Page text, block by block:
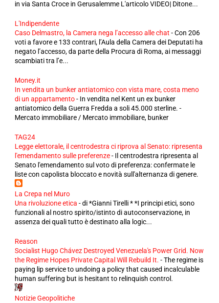
in via Santa Croce in Gerusalemme L'articolo VIDEO| Ditone...
L'Indipendente
Caso Delmastro, la Camera nega l’accesso alle chat -Con 206
voti a favore e 133 contrari, l’Aula della Camera dei Deputati ha
negato l’accesso, da parte della Procura di Roma, ai messaggi
scambiati tra l’e...
Money.it
In vendita un bunker antiatomico con vista mare, costa meno
di un appartamento- In vendita nel Kent un ex bunker
antiatomico della Guerra Fredda a soli 45.000 sterline. -
Mercato immobiliare / Mercato immobiliare, bunker
TAG24
Legge elettorale, il centrodestra ci riprova al Senato: ripresenta
l'emendamento sulle preferenze- Il centrodestra ripresenta al
Senato l'emendamento sul voto di preferenza: confermate le
liste con capolista bloccato e novità sull'alternanza di genere.
La Crepa nel Muro
Una rivoluzione etica -di *Gianni Tirelli * *I principi etici, sono
funzionali al nostro spirito/istinto di autoconservazione, in
assenza dei quali tutto è destinato alla logic...
Reason
Socialist Hugo Chávez Destroyed Venezuela's Power Grid. Now
the Regime Hopes Private Capital Will Rebuild It. -The regime is
paying lip service to undoing a policy that caused incalculable
human suffering but is hesitant to relinquish control.
Notizie Geopolitiche